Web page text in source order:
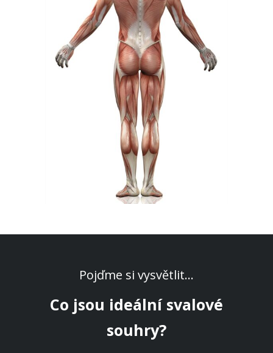
Pojďme si vysvětlit...
Co jsou ideální svalové
souhry?